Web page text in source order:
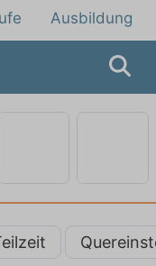
Ausbildung